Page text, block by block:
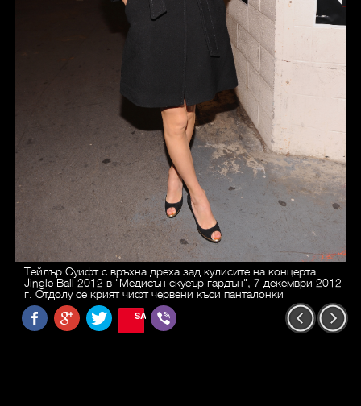
Тейлър Суифт с връхна дреха зад кулисите на концерта
Jingle Ball 2012 в "Медисън скуеър гардън", 7 декември 2012
г. Отдолу се крият чифт червени къси панталонки
SAVE